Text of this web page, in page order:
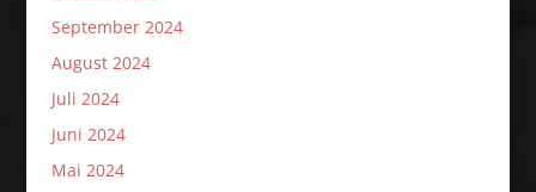
September 2024
August 2024
Juli 2024
Juni 2024
Mai 2024